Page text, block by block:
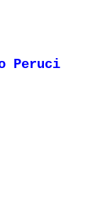
Peruci